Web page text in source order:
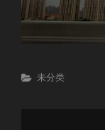
Categories
未分类